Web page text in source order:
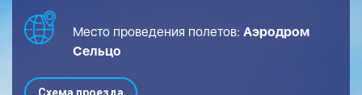
Место проведения полетов: Аэродром
Сельцо